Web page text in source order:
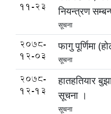
11-23
नियन्त्रण
सूचना
2078-
12-03
फागु पूर्णिमा
सूचना
2078-
12-13
हातहतियार
सूचना ।
सूचना